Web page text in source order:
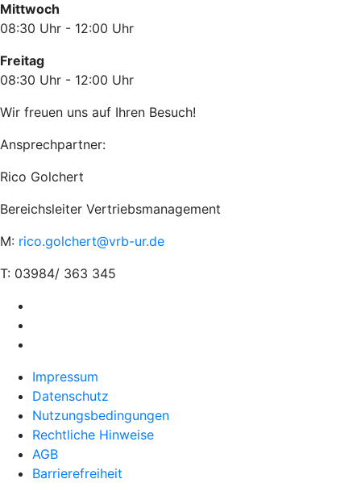
Mittwoch
08:30 Uhr - 12:00 Uhr
Freitag
08:30 Uhr - 12:00 Uhr
Wir freuen uns auf Ihren Besuch!
Ansprechpartner:
Rico Golchert
Bereichsleiter Vertriebsmanagement
M: rico.golchert@vrb-ur.de
T: 03984/ 363 345
Impressum
Datenschutz
Nutzungsbedingungen
Rechtliche Hinweise
AGB
Barrierefreiheit